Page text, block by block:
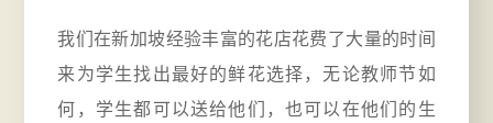
我们在新加坡经验丰富的花店花费了大量的时间
来为学生找出最好的鲜花选择，无论教师节如
何，学生都可以送给他们，也可以在他们的生